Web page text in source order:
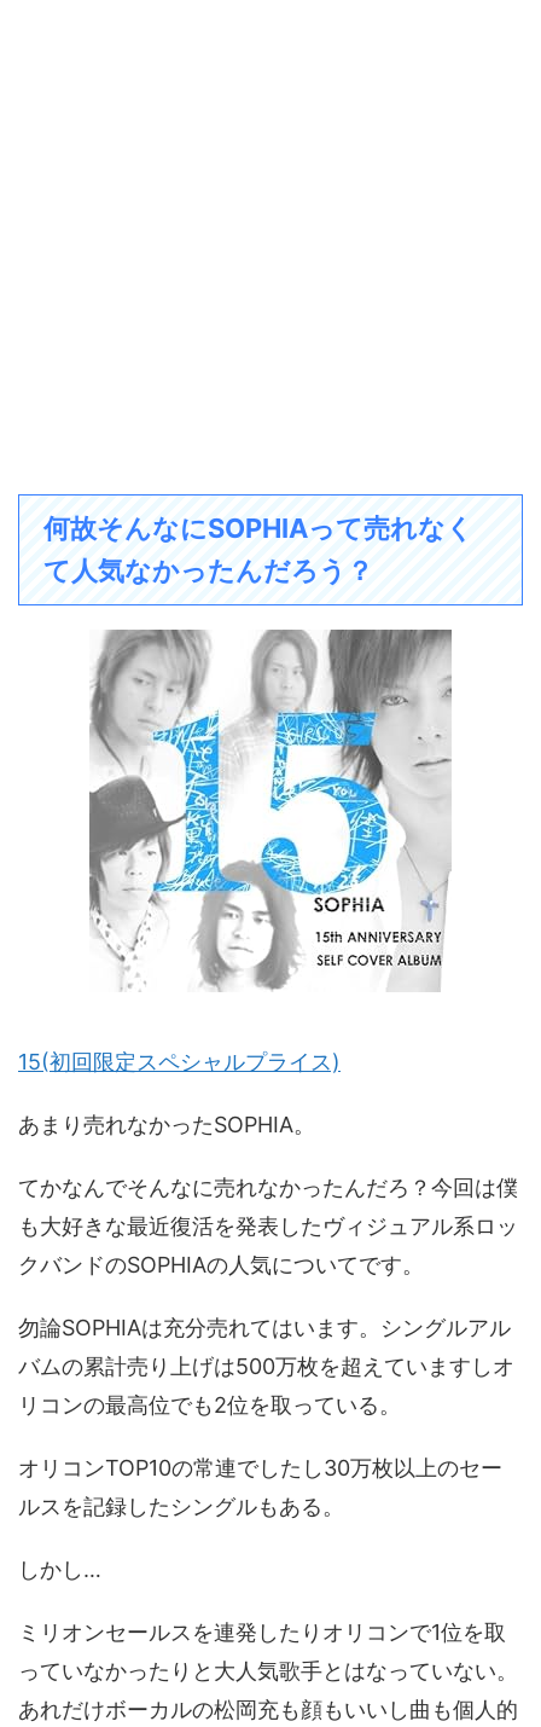
何故そんなにSOPHIAって売れなく
て人気なかったんだろう？
15(初回限定スペシャルプライス)
あまり売れなかったSOPHIA。
てかなんでそんなに売れなかったんだろ？今回は僕
も大好きな最近復活を発表したヴィジュアル系ロッ
クバンドのSOPHIAの人気についてです。
勿論SOPHIAは充分売れてはいます。シングルアル
バムの累計売り上げは500万枚を超えていますしオ
リコンの最高位でも2位を取っている。
オリコンTOP10の常連でしたし30万枚以上のセー
ルスを記録したシングルもある。
しかし…
ミリオンセールスを連発したりオリコンで1位を取
っていなかったりと大人気歌手とはなっていない。
あれだけボーカルの松岡充も顔もいいし曲も個人的